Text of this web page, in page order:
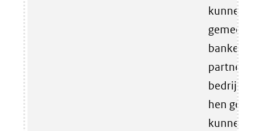
kunnen
banken
partners,
bedrijven
hen
kunnen